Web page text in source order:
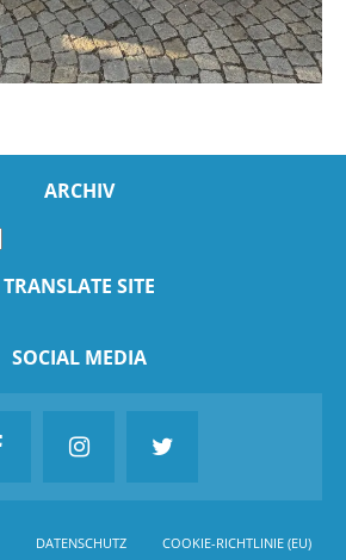
ARCHIV
TRANSLATE SITE
SOCIAL MEDIA
DATENSCHUTZ COOKIE-RICHTLINIE (EU)